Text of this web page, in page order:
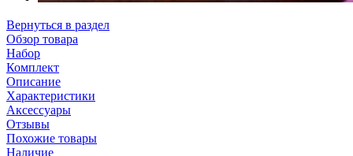
Вернуться в раздел
Обзор товара
Набор
Комплект
Описание
Характеристики
Аксессуары
Отзывы
Похожие товары
Наличие